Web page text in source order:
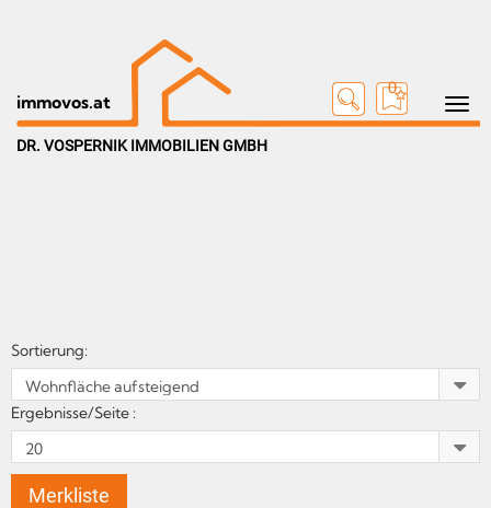
Toggle
immovos.at
0
DR. VOSPERNIK IMMOBILIEN GMBH
Sortierung:
Ergebnisse/Seite :
Merkliste